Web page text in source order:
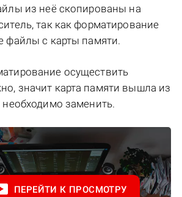
из неё скопированы на
так как форматирование
файлы с карты памяти.
осуществить
значит карта памяти вышла из
необходимо заменить.
ПЕРЕЙТИ К ПРОСМОТРУ